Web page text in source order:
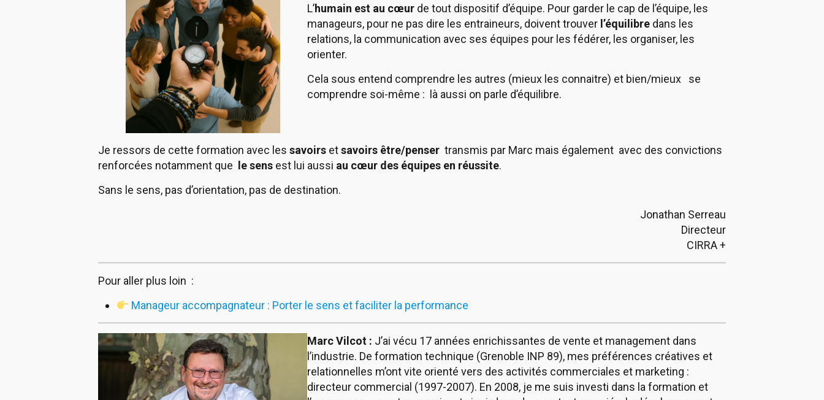
L’humain est au cœur de tout dispositif d’équipe. Pour garder le cap de l’équipe, les
manageurs, pour ne pas dire les entraineurs, doivent trouver l’équilibre dans les
relations, la communication avec ses équipes pour les fédérer, les organiser, les
orienter.
Cela sous entend comprendre les autres (mieux les connaitre) et bien/mieux se
comprendre soi-même : là aussi on parle d’équilibre.
Je ressors de cette formation avec les savoirs etsavoirs être/pensertransmis par Marc mais également avec des convictions
renforcées notamment que
le sensest lui aussi au cœur des équipes en réussite.
Sans le sens, pas d’orientation, pas de destination.
Jonathan Serreau
Directeur
CIRRA +
Pour aller plus loin :
Manageur accompagnateur : Porter le sens et faciliter la performance
Marc Vilcot : J’ai vécu 17 années enrichissantes de vente et management dans
l’industrie. De formation technique (Grenoble INP 89), mes préférences créatives et
relationnelles m’ont vite orienté vers des activités commerciales et marketing :
directeur commercial (1997-2007). En 2008, je me suis investi dans la formation et